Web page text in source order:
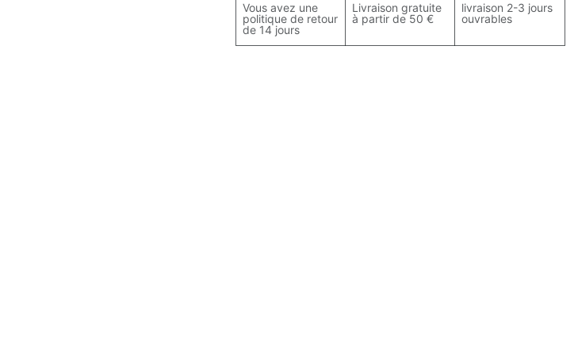
Vous avez une
politique de retour
de 14 jours
Livraison gratuite
à partir de 50 €
livraison 2-3 jours
ouvrables